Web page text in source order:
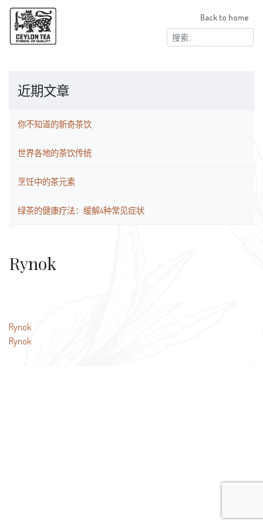
搜
索：
Back to home
近期文章
你不知道的新奇茶饮
世界各地的茶饮传统
烹饪中的茶元素
绿茶的健康疗法：缓解4种常见症状
Rynok
文
章
Rynok
Rynok